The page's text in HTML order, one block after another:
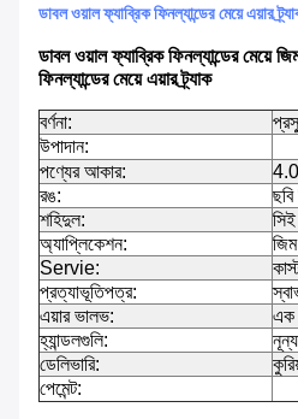
ডাবল ওয়াল ফ্যাব্রিক ফিনল্যান্ডের মেয়ে এয়ার
ডাবল ওয়াল ফ্যাব্রিক ফিনল্যান্ডের মেয়ে
ফিনল্যান্ডের মেয়ে এয়ার ট্র্যাক
বর্ণনা:
উপাদান:
পণ্যের আকার:
রঙ:
ছবি
শহিদুল:
অ্যাপ্লিকেশন:
Servie:
প্রত্যাভূতিপত্র:
এয়ার ভালভ:
এক
হ্যান্ডলগুলি:
ডেলিভারি:
পেমেন্ট: